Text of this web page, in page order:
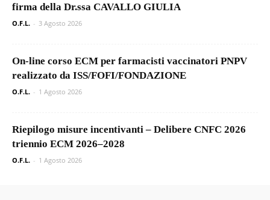
firma della Dr.ssa CAVALLO GIULIA
O.F.L. - 3 Agosto 2026
On-line corso ECM per farmacisti vaccinatori PNPV
realizzato da ISS/FOFI/FONDAZIONE
O.F.L. - 1 Agosto 2026
Riepilogo misure incentivanti – Delibere CNFC 2026
triennio ECM 2026–2028
O.F.L. - 1 Agosto 2026